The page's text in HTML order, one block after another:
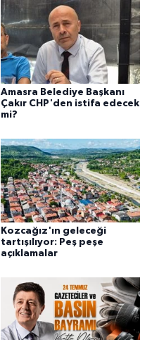
Amasra Belediye Başkanı
Çakır CHP'den istifa edecek
mi?
Kozcağız'ın geleceği
tartışılıyor: Peş peşe
açıklamalar